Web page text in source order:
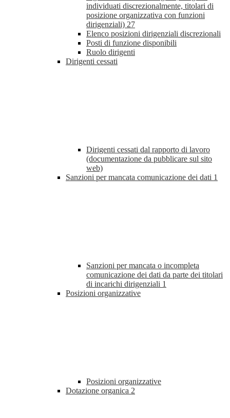
individuati discrezionalmente, titolari di
posizione organizzativa con funzioni
dirigenziali) 27
Elenco posizioni dirigenziali discrezionali
Posti di funzione disponibili
Ruolo dirigenti
Dirigenti cessati
Dirigenti cessati dal rapporto di lavoro
(documentazione da pubblicare sul sito
web)
Sanzioni per mancata comunicazione dei dati 1
Sanzioni per mancata o incompleta
comunicazione dei dati da parte dei titolari
di incarichi dirigenziali 1
Posizioni organizzative
Posizioni organizzative
Dotazione organica 2